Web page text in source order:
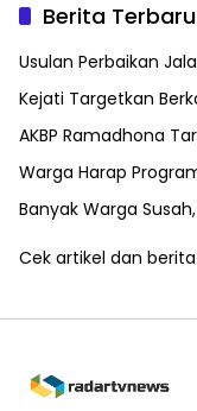
Berita Terbaru
Usulan Perbaikan
Kejati Targetkan
AKBP Ramadhona
Warga Harap
Banyak Warga
Cek artikel dan